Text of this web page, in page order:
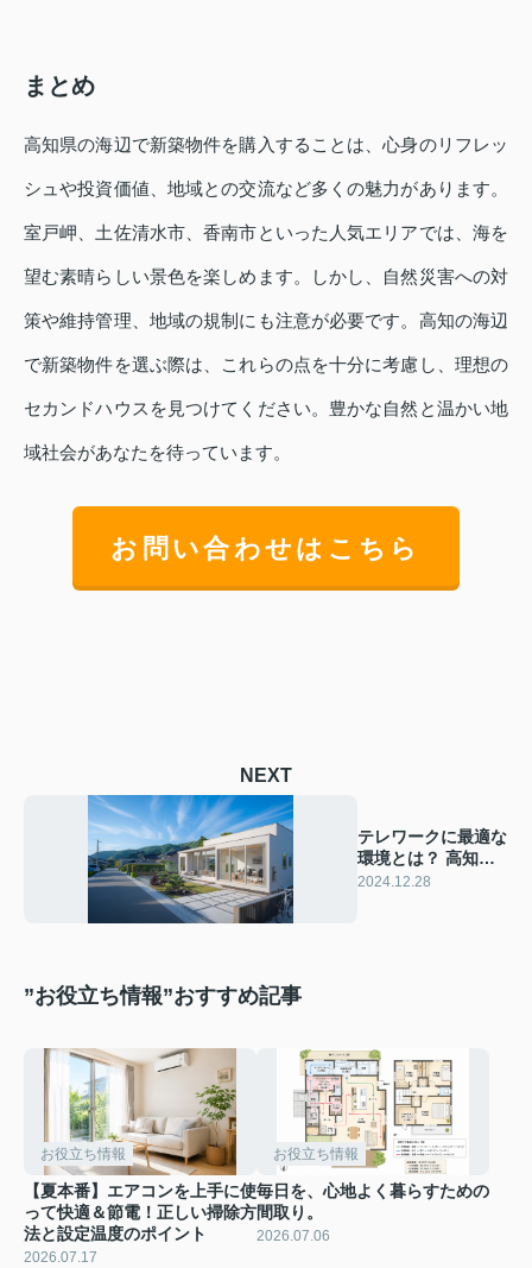
まとめ
高知県の海辺で新築物件を購入することは、心身のリフレッ
シュや投資価値、地域との交流など多くの魅力があります。
室戸岬、土佐清水市、香南市といった人気エリアでは、海を
望む素晴らしい景色を楽しめます。しかし、自然災害への対
策や維持管理、地域の規制にも注意が必要です。高知の海辺
で新築物件を選ぶ際は、これらの点を十分に考慮し、理想の
セカンドハウスを見つけてください。豊かな自然と温かい地
域社会があなたを待っています。
お問い合わせはこちら
NEXT
テレワークに最適な
環境とは？ 高知市
郊外の静かな新築一
2024.12.28
”お役立ち情報”おすすめ記事
お役立ち情報
【夏本番】エアコンを上手に使
って快適＆節電！正しい掃除方
法と設定温度のポイント
2026.07.17
お役立ち情報
毎日を、心地よく暮らすための
間取り。
2026.07.06